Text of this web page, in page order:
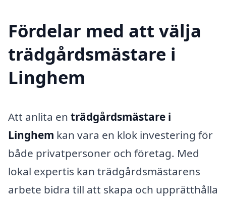
Fördelar med att välja
trädgårdsmästare i
Linghem
Att anlita en trädgårdsmästare i
Linghem kan vara en klok investering för
både privatpersoner och företag. Med
lokal expertis kan trädgårdsmästarens
arbete bidra till att skapa och upprätthålla